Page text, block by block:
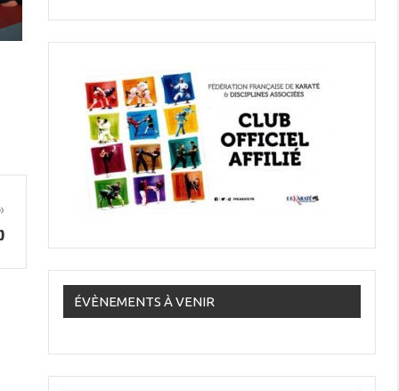
ÉVÈNEMENTS À VENIR